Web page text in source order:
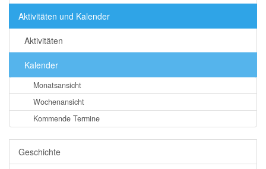
Aktivitäten und Kalender
Aktivitäten
Kalender
Monatsansicht
Wochenansicht
Kommende Termine
Geschichte